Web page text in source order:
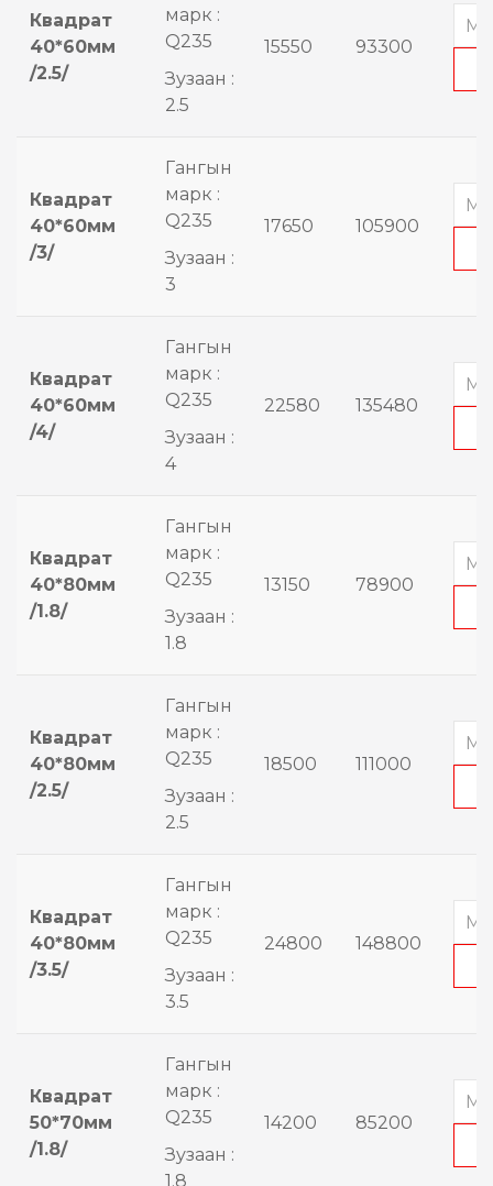
Квадрат
40*60мм
/2.5/
марк :
Q235
Зузаан :
2.5
15550 93300
Квадрат
40*60мм
/3/
Гангын
марк :
Q235
Зузаан :
3
17650 105900
Квадрат
40*60мм
/4/
Гангын
марк :
Q235
Зузаан :
4
22580 135480
Квадрат
40*80мм
/1.8/
Гангын
марк :
Q235
Зузаан :
1.8
13150 78900
Квадрат
40*80мм
/2.5/
Гангын
марк :
Q235
Зузаан :
2.5
18500 111000
Квадрат
40*80мм
/3.5/
Гангын
марк :
Q235
Зузаан :
3.5
24800 148800
Квадрат
50*70мм
/1.8/
Гангын
марк :
Q235
Зузаан :
1.8
14200 85200